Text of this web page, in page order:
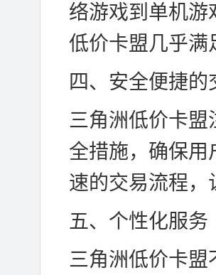
络游戏到单机游
低价卡盟几乎满
四、安全便捷的
三角洲低价卡盟
全措施，确保用
速的交易流程，
五、个性化服务
三角洲低价卡盟